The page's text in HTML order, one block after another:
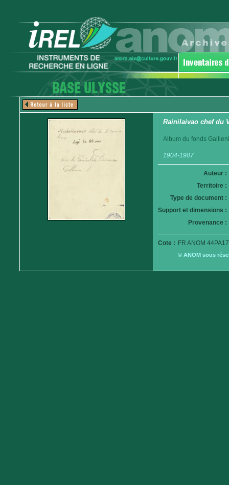
Rainilaivao chef du
Album du fonds
1904-1907
Auteur :
Territoire :
Type de document :
Support et dimensions :
Provenance :
Cote : FR ANOM
© ANOM sous